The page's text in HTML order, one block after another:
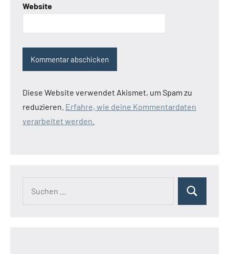
Website
Diese Website verwendet Akismet, um Spam zu
reduzieren. Erfahre, wie deine Kommentardaten
verarbeitet werden.
Suchen